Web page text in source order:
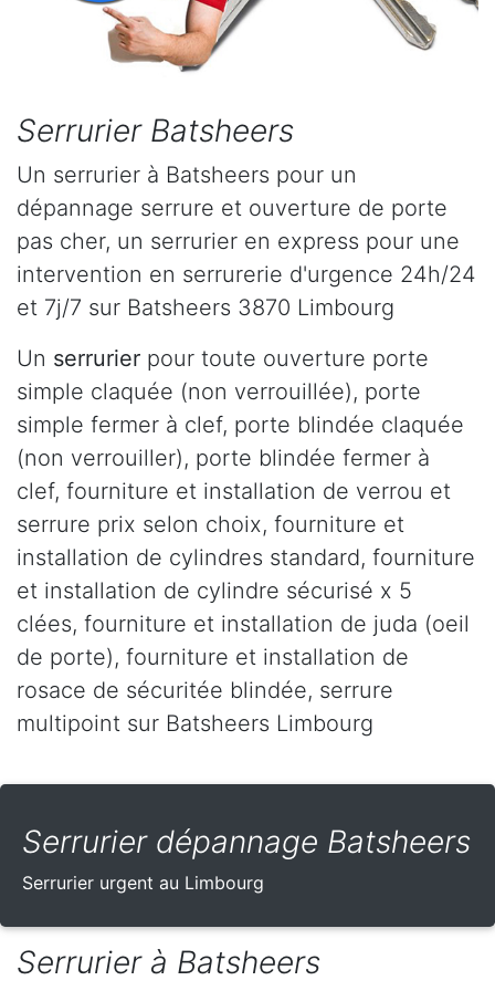
Serrurier Batsheers
Un serrurier à Batsheers pour un
dépannage serrure et ouverture de porte
pas cher, un serrurier en express pour une
intervention en serrurerie d'urgence 24h/24
et 7j/7 sur Batsheers 3870 Limbourg
Un serrurier pour toute ouverture porte
simple claquée (non verrouillée), porte
simple fermer à clef, porte blindée claquée
(non verrouiller), porte blindée fermer à
clef, fourniture et installation de verrou et
serrure prix selon choix, fourniture et
installation de cylindres standard, fourniture
et installation de cylindre sécurisé x 5
clées, fourniture et installation de juda (oeil
de porte), fourniture et installation de
rosace de sécuritée blindée, serrure
multipoint sur Batsheers Limbourg
Serrurier dépannage Batsheers
Serrurier urgent au Limbourg
Serrurier à Batsheers